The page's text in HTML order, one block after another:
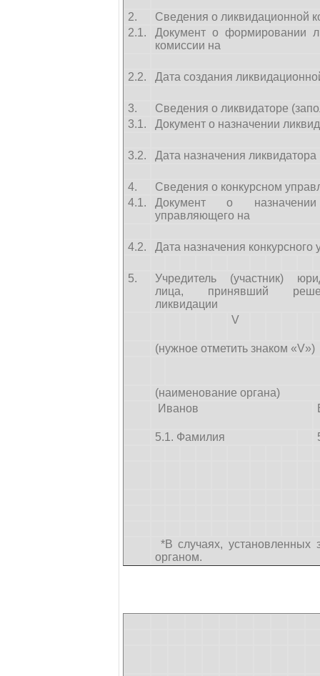
2.
Сведения о ликвидационной
2.1.
Документ о формировании
комиссии на
2.2. Дата создания
3.
Сведения о ликвидаторе
3.1.
Документ о назначении
3.2. Дата назначения ликвидатора
4.
Сведения о конкурсном
4.1.
Документ о назначении
управляющего на
4.2. Дата назначения
5.
Учредитель (участник)
лица, принявший
ликвидации
V
(нужное отметить знаком «V»)
(наименование органа)
Иванов
5.1. Фамилия
*В случаях, установленных
органом.